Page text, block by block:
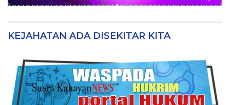
KEJAHATAN ADA DISEKITAR KITA